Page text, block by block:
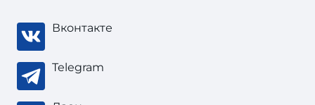
Вконтакте
Telegram